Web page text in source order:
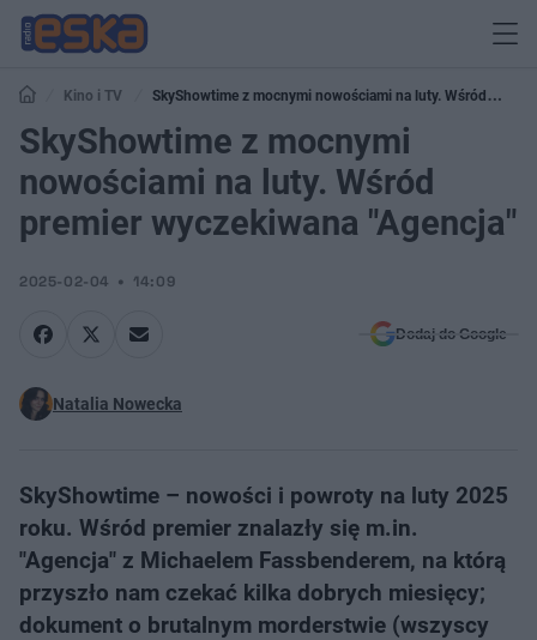
Kino i TV
SkyShowtime z mocnymi nowościami na luty. Wśród
premier wyczekiwana "Agencja"
SkyShowtime z mocnymi
nowościami na luty. Wśród
premier wyczekiwana "Agencja"
2025-02-04 14:09
Dodaj do Google
Natalia Nowecka
SkyShowtime – nowości i powroty na luty 2025
roku. Wśród premier znalazły się m.in.
"Agencja" z Michaelem Fassbenderem, na którą
przyszło nam czekać kilka dobrych miesięcy;
dokument o brutalnym morderstwie (wszyscy